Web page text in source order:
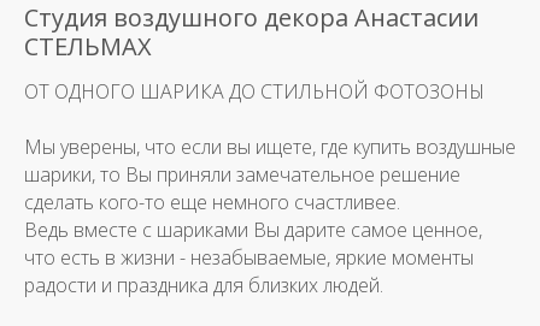
Студия воздушного декора Анастасии
СТЕЛЬМАХ
ОТ ОДНОГО ШАРИКА ДО СТИЛЬНОЙ ФОТОЗОНЫ
Мы уверены, что если вы ищете, где купить воздушные
шарики, то Вы приняли замечательное решение
сделать кого-то еще немного счастливее.
Ведь вместе с шариками Вы дарите самое ценное,
что есть в жизни - незабываемые, яркие моменты
радости и праздника для близких людей.